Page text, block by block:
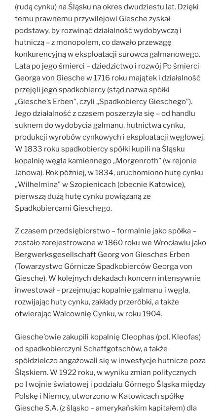
(rudą cynku) na Śląsku na okres dwudziestu lat. Dzięki
temu prawnemu przywilejowi Giesche zyskał
podstawy, by rozwinąć działalność wydobywczą i
hutniczą – z monopolem, co dawało przewagę
konkurencyjną w eksploatacji surowca galmanowego.
Lata po jego śmierci – dziedzictwo i rozwój Po śmierci
Georga von Giesche w 1716 roku majątek i działalność
przejęli jego spadkobiercy (stąd nazwa spółki
„Giesche’s Erben”, czyli „Spadkobiercy Gieschego”).
Jego działalność z czasem poszerzyła się – od handlu
suknem do wydobycia galmanu, hutnictwa cynku,
produkcji wyrobów cynkowych i eksploatacji węglowej.
W 1833 roku spadkobiercy spółki kupili na Śląsku
kopalnię węgla kamiennego „Morgenroth” (w rejonie
Janowa). Rok później, w 1834, uruchomiono hutę cynku
„Wilhelmina” w Szopienicach (obecnie Katowice),
pierwszą dużą hutę cynku powiązaną ze
Spadkobiercami Gieschego.
Z czasem przedsiębiorstwo – formalnie jako spółka –
zostało zarejestrowane w 1860 roku we Wrocławiu jako
Bergwerksgesellschaft Georg von Giesches Erben
(Towarzystwo Górnicze Spadkobierców Georga von
Giesche). W kolejnych dekadach koncern intensywnie
inwestował – przejmując kopalnie galmanu i węgla,
rozwijając huty cynku, zakłady przeróbki, a także
otwierając Walcownię Cynku, w roku 1904.
Giesche’owie zakupili kopalnię Cleophas (pol. Kleofas)
od spadkobierczyni Schaffgotschów, a także
spółdzielczo angażowali się w inwestycje hutnicze poza
Śląskiem. W 1922 roku, w wyniku zmian politycznych
po I wojnie światowej i podziału Górnego Śląska między
Polskę i Niemcy, utworzono w Katowicach spółkę
Giesche S.A. (z śląsko – amerykańskim kapitałem) dla